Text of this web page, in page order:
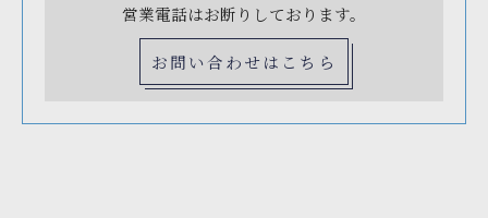
営業電話はお断りしております。
お問い合わせはこちら